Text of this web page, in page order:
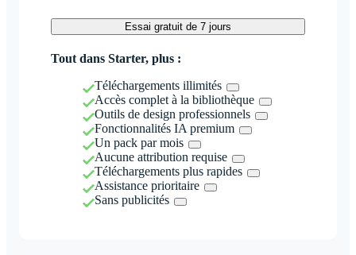
Essai gratuit de 7 jours
Tout dans Starter, plus :
Téléchargements illimités
Accès complet à la bibliothèque
Outils de design professionnels
Fonctionnalités IA premium
Un pack par mois
Aucune attribution requise
Téléchargements plus rapides
Assistance prioritaire
Sans publicités